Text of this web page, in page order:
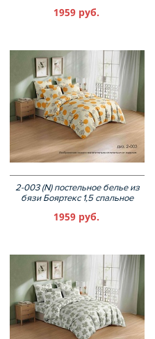
1959 руб.
2-003 (N) постельное белье из
бязи Бояртекс 1,5 спальное
1959 руб.